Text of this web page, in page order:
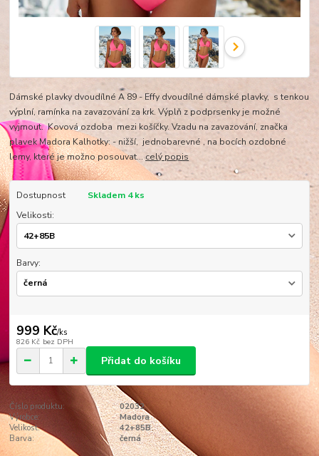
Dámské plavky dvoudílné A 89 - Effy dvoudílné dámské plavky, s tenkou
výplní, ramínka na zavazování za krk. Výplň z podprsenky je možné
vyjmout. Kovová ozdoba mezi košíčky. Vzadu na zavazování, značka
plavek Madora Kalhotky: - nižší, jednobarevné , na bocích ozdobné
lemy, které je možno posouvat...celý popis
Dostupnost
Skladem 4 ks
Velikosti:
Barvy:
999 Kč/ks
826 Kč bez DPH
Přidat do košíku
Číslo produktu:
02032
Výrobce:
Madora
Velikost:
42+85B
Barva:
černá